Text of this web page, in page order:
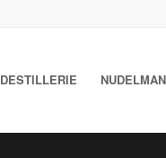
DESTILLERIE